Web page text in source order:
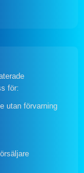
för:
utan förvarning